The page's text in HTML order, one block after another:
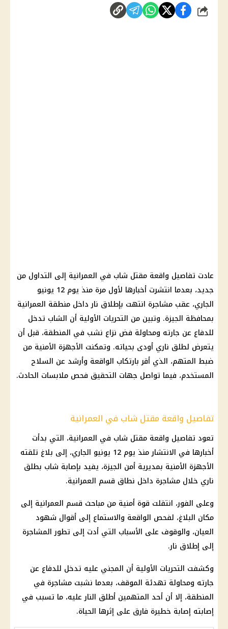
شارك
عادت تفاصيل واقعة مقتل شاب في العمرانية إلى التداول من
جديد، بعدما انتشرت أخبارها لأول مرة منذ يوم 12 يونيو
الجاري، عقب مشاجرة انتهت بإطلاق نار داخل منطقة العمرانية
بمحافظة الجيزة. وتبين من التحريات الأولية أن الشاب تدخل
للدفاع عن جارته ومحاولة فض نزاع نشب في المنطقة، قبل أن
يتعرض لطلق ناري أودى بحياته. وتمكنت الأجهزة الأمنية من
ضبط المتهم، الذي أقر بارتكاب الواقعة وأرشد عن السلاح
المستخدم، فيما تواصل جهات التحقيق فحص ملابسات الحادث.
تفاصيل واقعة مقتل شاب في العمرانية
تعود تفاصيل واقعة مقتل شاب في العمرانية، التي بدأت
أخبارها في الانتشار منذ يوم 12 يونيو الجاري، إلى بلاغ تلقته
الأجهزة الأمنية بمديرية أمن الجيزة، يفيد بإصابة شاب بطلق
ناري خلال مشاجرة داخل نطاق قسم العمرانية.
وعلى الفور، انتقلت قوة أمنية من مباحث قسم العمرانية إلى
مكان البلاغ، لفحص الواقعة والاستماع إلى أقوال شهود
العيان، والوقوف على الأسباب التي أدت إلى تطور المشاجرة
إلى إطلاق نار.
وكشفت التحريات الأولية أن المجني عليه تدخل للدفاع عن
جارته ومحاولة تهدئة الموقف، بعدما نشبت مشاجرة في
المنطقة، إلا أن أحد المتهمين أطلق النار عليه، ما تسبب في
إصابته إصابة خطيرة فارق على إثرها الحياة.